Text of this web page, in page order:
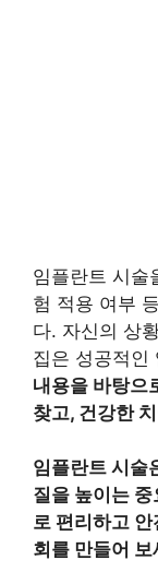
임플란트 시술
험 적용 여부
다. 자신의 상
집은 성공적인
내용을 바탕으
찾고, 건강한
임플란트 시술
질을 높이는
로 편리하고 안
회를 만들어 보